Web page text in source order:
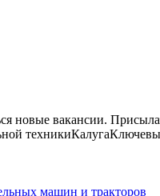
новые вакансии.
техникиКалуга
машин и тракторов